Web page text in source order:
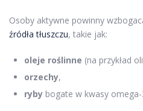
Osoby aktywne powinny
źródła tłuszczu, takie jak:
oleje roślinne (na przykład
orzechy,
ryby bogate w kwasy omega-